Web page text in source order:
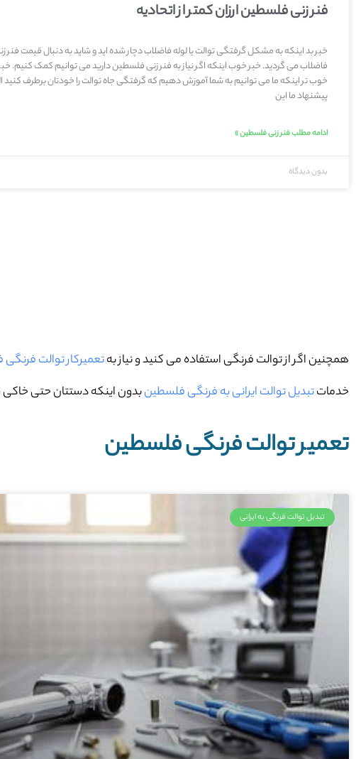
فنر زنی فلسطین ارزان کمتر از اتحادیه
خبر بد اینکه به مشکل گرفتگی توالت یا لوله فاضلاب دچار شده اید و شاید به دنبال قیمت فنر
فاضلاب می گردید. خبر خوب اینکه اگر نیاز به فنر زنی فلسطین دارید می توانیم کمک کنیم.
خوب تر اینکه ما می توانیم به شما آموزش دهیم که گرفتگی جاه توالت را خودتان برطرف کنید
پیشنهاد ما این
ادامه مطلب فنر زنی فلسطین »
بدون دیدگاه
همچنین اگر از توالت فرنگی استفاده می کنید و نیاز بهتعمیرکار توالت
خدماتتبدیل توالت ایرانی به فرنگی فلسطینبدون اینکه دستتان حتی خاکی
تعمیر توالت فرنگی فلسطین
تبدیل توالت فرنگی به ایرانی